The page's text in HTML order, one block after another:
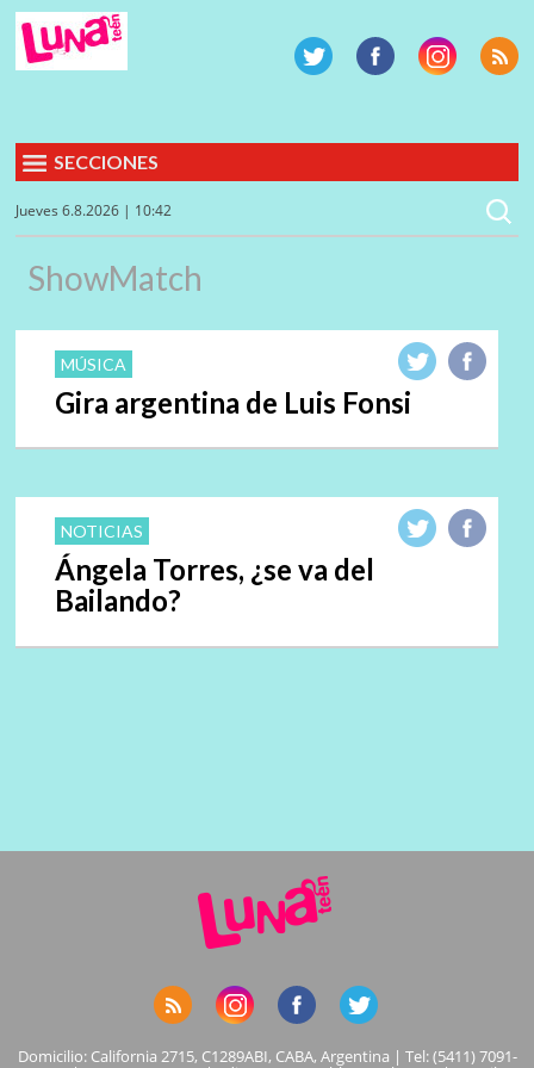
SECCIONES
Jueves 6.8.2026 | 10:42
ShowMatch
MÚSICA
Gira argentina de Luis Fonsi
NOTICIAS
Ángela Torres, ¿se va del
Bailando?
Domicilio: California 2715, C1289ABI, CABA, Argentina | Tel: (5411) 7091-